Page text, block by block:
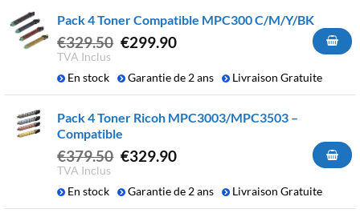
Pack 4 Toner Compatible MPC300 C/M/Y/BK
€329.50
Le
initial
€299.90Le
actuel
TVA Inclus
En stock
Garantie de 2 ans Livraison Gratuite
Pack 4 Toner Ricoh MPC3003/MPC3503 –
Compatible
€379.50 Le
initial
€329.90Le
actuel
TVA Inclus
En stock
Garantie de 2 ans Livraison Gratuite